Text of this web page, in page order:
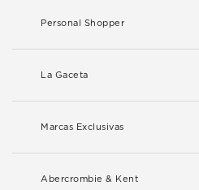
Personal Shopper
La Gaceta
Marcas Exclusivas
Abercrombie & Kent